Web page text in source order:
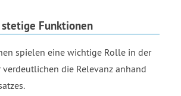
stetige Funktionen
spielen eine wichtige Rolle in der
verdeutlichen die Relevanz anhand